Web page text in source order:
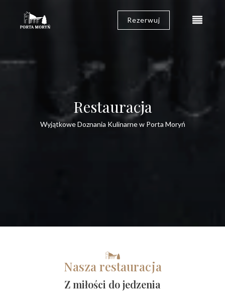
Rezerwuj
Restauracja
Wyjątkowe Doznania Kulinarne w Porta Moryń
Nasza restauracja
Z miłości do jedzenia